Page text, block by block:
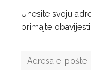
Unesite svoju
primajte